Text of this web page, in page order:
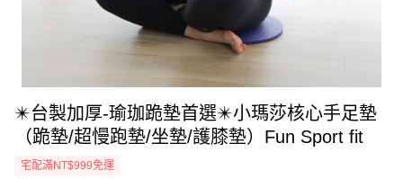
✴️台製加厚-瑜珈跪墊首選✴️小瑪莎核心手足墊
（跪墊/超慢跑墊/坐墊/護膝墊）Fun Sport fit
宅配滿NT$999免運